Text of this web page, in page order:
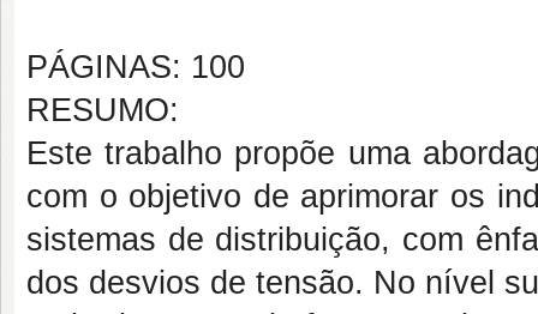
PÁGINAS: 100
RESUMO:
Este trabalho propõe uma
com o objetivo de aprimorar os
sistemas de distribuição, com
dos desvios de tensão. No nível